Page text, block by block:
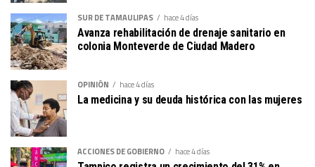
SUR DE TAMAULIPAS hace 4 días
Avanza rehabilitación de drenaje sanitario en
colonia Monteverde de Ciudad Madero
OPINIÓN hace 4 días
La medicina y su deuda histórica con las mujeres
ACCIONES DE GOBIERNO hace 4 días